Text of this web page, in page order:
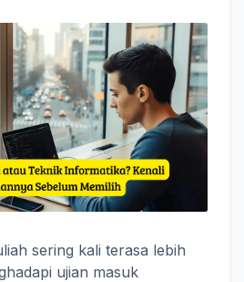
sering kali terasa lebih
ujian masuk